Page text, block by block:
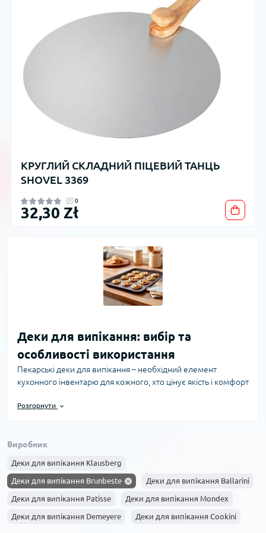
КРУГЛИЙ СКЛАДНИЙ ПІЦЕВИЙ ТАНЦЬ
SHOVEL 3369
0
32,30 Zł
Деки для випікання: вибір та
особливості використання
Пекарські деки для випікання – необхідний елемент
кухонного інвентарю для кожного, хто цінує якість і комфорт
нагрівання, зручність у роботі та тривалий термін
досягти бажаного результату на кухні.
Типи дек для випікання
Існує кілька основних видів дек, що відрізняються
– популярний вибір завдяки легкості та хорошій
теплопровідності. Вони швидко нагріваються і рівномірно
Розгорнути
Виробник
Деки для випікання Klausberg
Деки для випікання Brunbeste Деки для випікання Ballarini
Деки для випікання Patisse Деки для випікання Mondex
Деки для випікання Demeyere Деки для випікання Cookini